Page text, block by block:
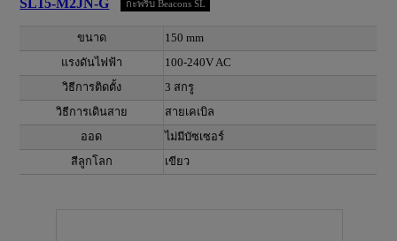
SL15-M2JN-G กะพริบ Beacons SL
ขนาด
150 mm
แรงดันไฟฟ้า
100-240V AC
วิธีการติดตั้ง
3 สกรู
วิธีการเดินสาย
สายเคเบิล
ออด
ไม่มีบัซเซอร์
สีลูกโลก
เขียว